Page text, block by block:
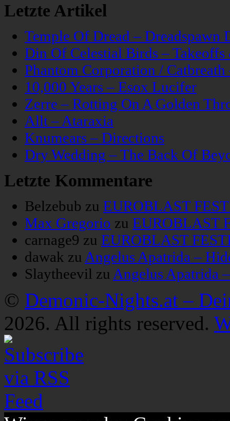
Letzte Artikel
Temple Of Dread – Dreadspawn
Din Of Celestial Birds –
Phantom Corporation /
10,000 Years – Esox Lucifer
Zerre – Rotting On A Golden
Allt – Ataraxia
Knumears – Directions
Dry Wedding – The Back Of
Letzte Kommentare
Belzebub zu EUROBLAST
Max Gregorio zu EUROBLAST
carnage9 zu EUROBLAST
dawak zuAngelus Apatrida –
Slaytheevil zuAngelus Apatrida
© Demonic-Nights.at –
2026. All rights reserved.